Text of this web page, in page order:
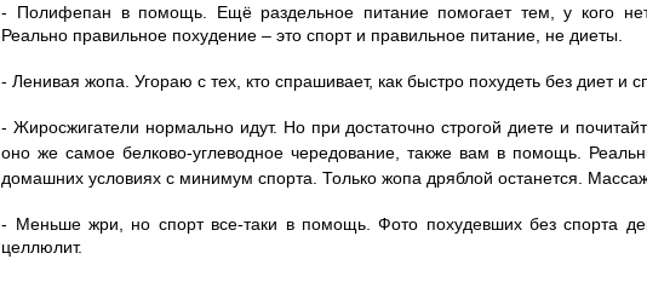
- Полифепан в помощь. Ещё раздельное питание помогает тем, у кого
Реально правильное похудение – это спорт и правильное питание, не диеты.
- Ленивая жопа. Угораю с тех, кто спрашивает, как быстро похудеть без диет и
- Жиросжигатели нормально идут. Но при достаточно строгой диете и
оно же самое белково-углеводное чередование, также вам в помощь.
домашних условиях с минимум спорта. Только жопа дряблой останется.
- Меньше жри, но спорт все-таки в помощь. Фото похудевших без спорта
целлюлит.